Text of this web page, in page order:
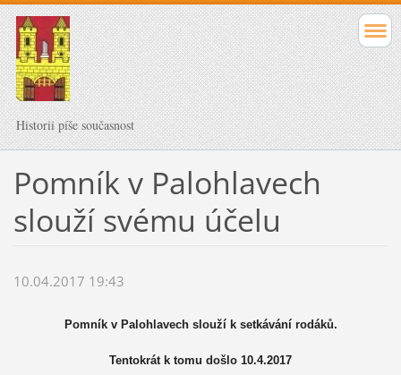
Historii píše současnost
Pomník v Palohlavech
slouží svému účelu
10.04.2017 19:43
Pomník v Palohlavech slouží k setkávání rodáků.
Tentokrát k tomu došlo 10.4.2017